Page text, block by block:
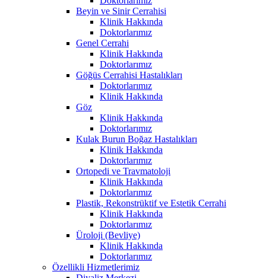
Beyin ve Sinir Cerrahisi
Klinik Hakkında
Doktorlarımız
Genel Cerrahi
Klinik Hakkında
Doktorlarımız
Göğüs Cerrahisi Hastalıkları
Doktorlarımız
Klinik Hakkında
Göz
Klinik Hakkında
Doktorlarımız
Kulak Burun Boğaz Hastalıkları
Klinik Hakkında
Doktorlarımız
Ortopedi ve Travmatoloji
Klinik Hakkında
Doktorlarımız
Plastik, Rekonstrüktif ve Estetik Cerrahi
Klinik Hakkında
Doktorlarımız
Üroloji (Bevliye)
Klinik Hakkında
Doktorlarımız
Özellikli Hizmetlerimiz